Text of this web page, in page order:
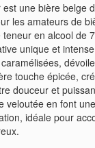
une bière belge
les amateurs de
en alcool de
unique et
touche épicée,
douceur et
veloutée en font
idéale pour